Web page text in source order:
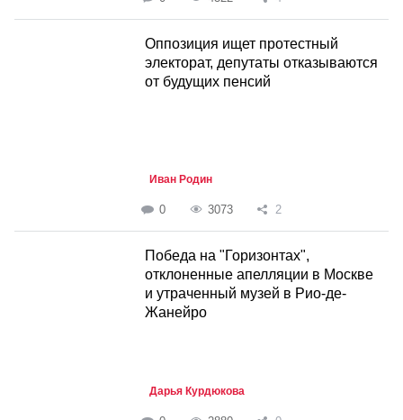
Оппозиция ищет протестный
электорат, депутаты отказываются
от будущих пенсий
Иван Родин
0 3073 2
Победа на "Горизонтах",
отклоненные апелляции в Москве
и утраченный музей в Рио-де-
Жанейро
Дарья Курдюкова